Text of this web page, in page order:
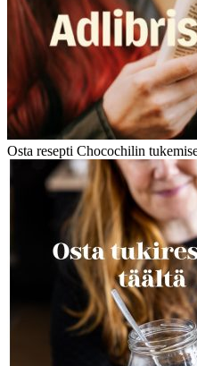
Osta resepti Chocochilin